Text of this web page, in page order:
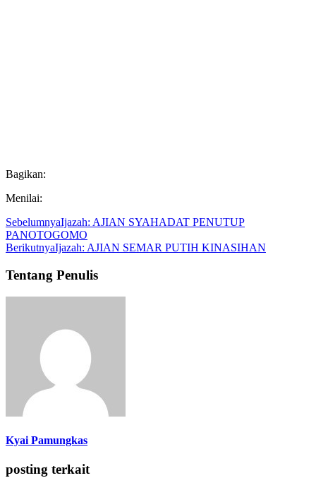
Bagikan:
Menilai:
SebelumnyaIjazah: AJIAN SYAHADAT PENUTUP
PANOTOGOMO
BerikutnyaIjazah: AJIAN SEMAR PUTIH KINASIHAN
Tentang Penulis
Kyai Pamungkas
posting terkait